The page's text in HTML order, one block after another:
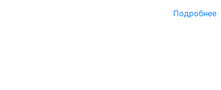
Подробнее